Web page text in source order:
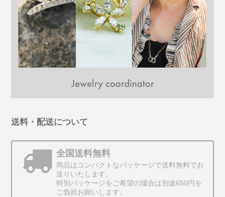
送料・配送について
全国送料無料
商品はコンパクトなパッケージで送料無料でお
送りいたします。
特別パッケージをご希望の場合は別途650円を
ご負担お願いします。